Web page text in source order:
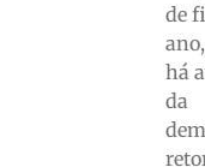
de
há
da